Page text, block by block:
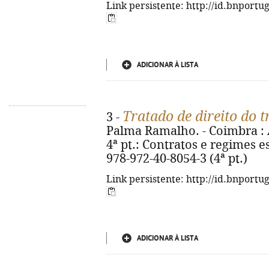
Link persistente: http://
ADICIONAR À LISTA
3 - Tratado de direito do
Palma Ramalho. - Coimbra
4ª pt.: Contratos e regimes
978-972-40-8054-3 (4ª pt.)
Link persistente: http://
ADICIONAR À LISTA